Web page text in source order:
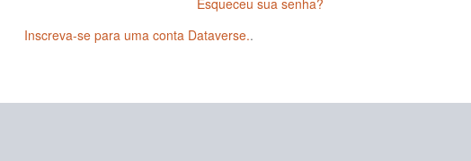
Esqueceu sua senha?
Inscreva-se para uma conta Dataverse..